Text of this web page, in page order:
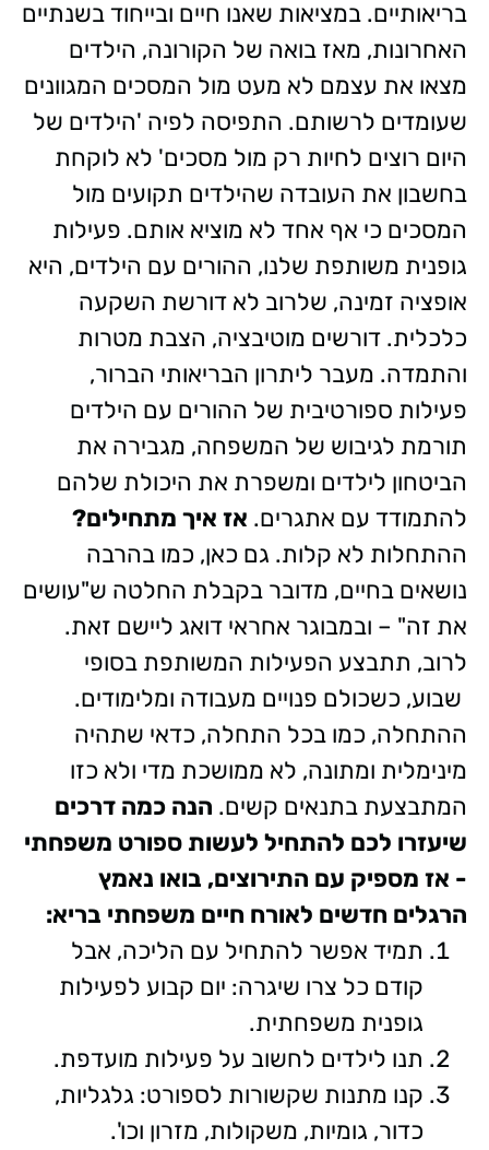
בריאותיים. במציאות שאנו חיים ובייחוד בשנתיים
האחרונות, מאז בואה של הקורונה, הילדים
מצאו את עצמם לא מעט מול המסכים המגוונים
שעומדים לרשותם. התפיסה לפיה 'הילדים של
היום רוצים לחיות רק מול מסכים' לא לוקחת
בחשבון את העובדה שהילדים תקועים מול
המסכים כי אף אחד לא מוציא אותם. פעילות
גופנית משותפת שלנו, ההורים עם הילדים, היא
אופציה זמינה, שלרוב לא דורשת השקעה
כלכלית. דורשים מוטיבציה, הצבת מטרות
והתמדה. מעבר ליתרון הבריאותי הברור,
פעילות ספורטיבית של ההורים עם הילדים
תורמת לגיבוש של המשפחה, מגבירה את
הביטחון לילדים ומשפרת את היכולת שלהם
להתמודד עם אתגרים. אז איך מתחילים?
ההתחלות לא קלות. גם כאן, כמו בהרבה
נושאים בחיים, מדובר בקבלת החלטה ש"עושים
את זה" – ובמבוגר אחראי דואג ליישם זאת.
לרוב, תתבצע הפעילות המשותפת בסופי
שבוע, כשכולם פנויים מעבודה ומלימודים.
ההתחלה, כמו בכל התחלה, כדאי שתהיה
מינימלית ומתונה, לא ממושכת מדי ולא כזו
המתבצעת בתנאים קשים. הנה כמה דרכים
שיעזרו לכם להתחיל לעשות ספורט משפחתי
- אז מספיק עם התירוצים, בואו נאמץ
הרגלים חדשים לאורח חיים משפחתי בריא:
תמיד אפשר להתחיל עם הליכה, אבל
קודם כל צרו שיגרה: יום קבוע לפעילות
גופנית משפחתית.
תנו לילדים לחשוב על פעילות מועדפת.
קנו מתנות שקשורות לספורט: גלגליות,
כדור, גומיות, משקולות, מזרון וכו'.